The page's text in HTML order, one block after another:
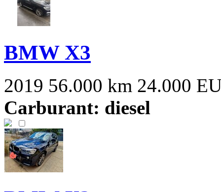
BMW X3
2019 56.000 km 24.000
Carburant: diesel